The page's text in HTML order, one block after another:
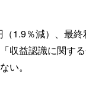
1.9％減）、最
収益認識に関す
い。